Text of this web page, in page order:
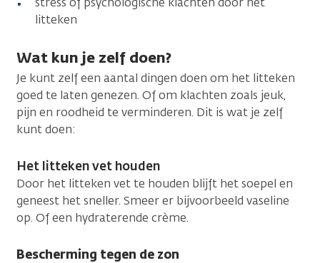
litteken
Wat kun je zelf doen?
Je kunt zelf een aantal dingen doen om het litteken
goed te laten genezen. Of om klachten zoals jeuk,
pijn en roodheid te verminderen. Dit is wat je zelf
kunt doen:
Het litteken vet houden
Door het litteken vet te houden blijft het soepel en
geneest het sneller. Smeer er bijvoorbeeld vaseline
op. Of een hydraterende crème.
Bescherming tegen de zon